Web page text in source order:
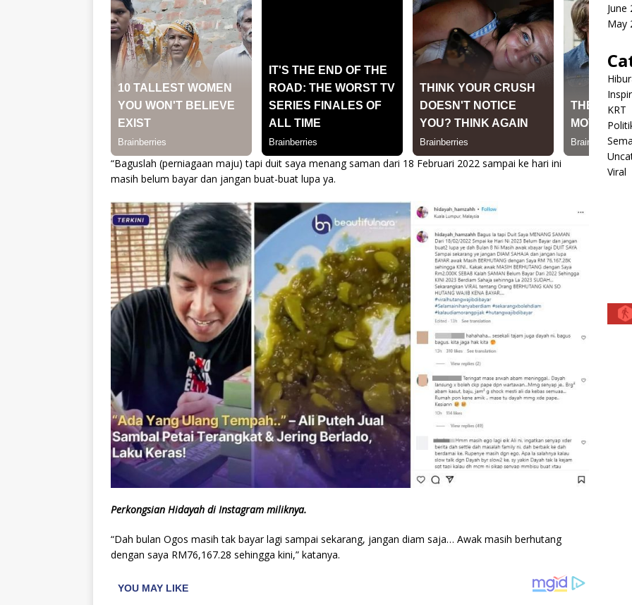
“Baguslah (perniagaan maju) tapi duit saya menang saman dari 18 Februari 2022 sampai ke hari ini
masih belum bayar dan jangan buat-buat lupa ya.
Perkongsian Hidayah di Instagram miliknya.
“Dah bulan Ogos masih tak bayar lagi sampai sekarang, jangan diam saja… Awak masih berhutang
dengan saya RM76,167.28 sehingga kini,” katanya.
June
May
KRT
Viral